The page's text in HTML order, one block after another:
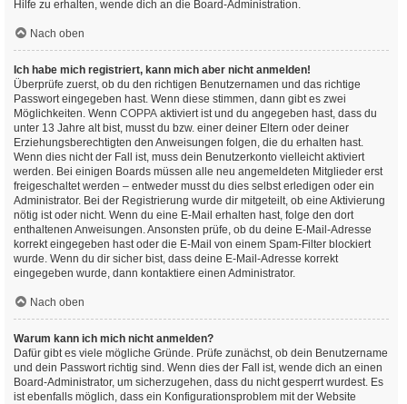
Hilfe zu erhalten, wende dich an die Board-Administration.
Nach oben
Ich habe mich registriert, kann mich aber nicht anmelden!
Überprüfe zuerst, ob du den richtigen Benutzernamen und das richtige
Passwort eingegeben hast. Wenn diese stimmen, dann gibt es zwei
Möglichkeiten. Wenn COPPA aktiviert ist und du angegeben hast, dass du
unter 13 Jahre alt bist, musst du bzw. einer deiner Eltern oder deiner
Erziehungsberechtigten den Anweisungen folgen, die du erhalten hast.
Wenn dies nicht der Fall ist, muss dein Benutzerkonto vielleicht aktiviert
werden. Bei einigen Boards müssen alle neu angemeldeten Mitglieder erst
freigeschaltet werden – entweder musst du dies selbst erledigen oder ein
Administrator. Bei der Registrierung wurde dir mitgeteilt, ob eine Aktivierung
nötig ist oder nicht. Wenn du eine E-Mail erhalten hast, folge den dort
enthaltenen Anweisungen. Ansonsten prüfe, ob du deine E-Mail-Adresse
korrekt eingegeben hast oder die E-Mail von einem Spam-Filter blockiert
wurde. Wenn du dir sicher bist, dass deine E-Mail-Adresse korrekt
eingegeben wurde, dann kontaktiere einen Administrator.
Nach oben
Warum kann ich mich nicht anmelden?
Dafür gibt es viele mögliche Gründe. Prüfe zunächst, ob dein Benutzername
und dein Passwort richtig sind. Wenn dies der Fall ist, wende dich an einen
Board-Administrator, um sicherzugehen, dass du nicht gesperrt wurdest. Es
ist ebenfalls möglich, dass ein Konfigurationsproblem mit der Website